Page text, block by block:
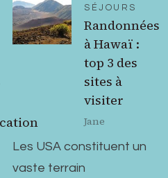
SÉJOURS
Randonnées
à Hawaï :
top 3 des
sites à
visiter
Jane
Les USA constituent un
vaste terrain